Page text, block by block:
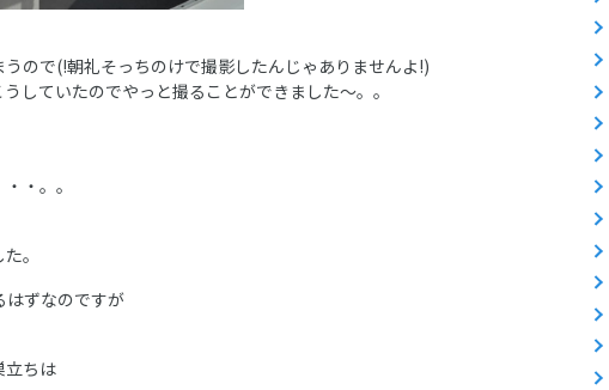
ので(!朝礼そっちのけで撮影したんじゃありませんよ!)
していたのでやっと撮ることができました～。。
・。。
。
はずなのですが
立ちは